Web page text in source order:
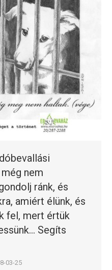
nem
ránk, és
amiért élünk, és
fel, mert értük
Segíts
03-25